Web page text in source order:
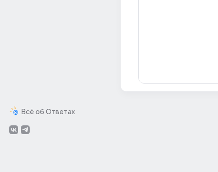
Всё об Ответах